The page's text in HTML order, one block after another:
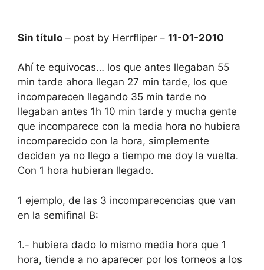
Sin título – post by Herrfliper – 11-01-2010
Ahí te equivocas… los que antes llegaban 55
min tarde ahora llegan 27 min tarde, los que
incomparecen llegando 35 min tarde no
llegaban antes 1h 10 min tarde y mucha gente
que incomparece con la media hora no hubiera
incomparecido con la hora, simplemente
deciden ya no llego a tiempo me doy la vuelta.
Con 1 hora hubieran llegado.
1 ejemplo, de las 3 incomparecencias que van
en la semifinal B:
1.- hubiera dado lo mismo media hora que 1
hora, tiende a no aparecer por los torneos a los